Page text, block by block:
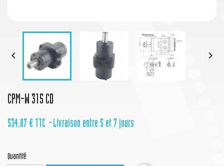
 
CPM-W 315 CD
534,07 € TTC Livraison entre 5 et 7 jours
Quantité